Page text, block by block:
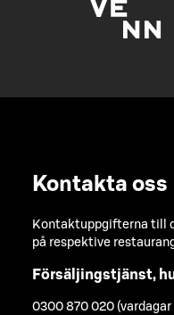
Kontakta oss
Kontaktuppgifterna till
på respektive
Försäljingstjänst,
0300 870 020